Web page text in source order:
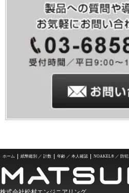
ホーム 紙幣鑑別 ／ 計数 年齢 ／ 本人確認 NOAKEL® ／ 防犯